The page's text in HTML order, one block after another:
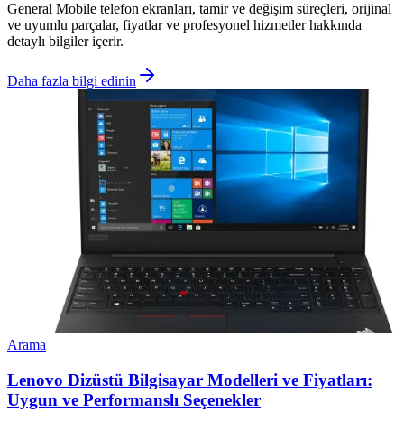
General Mobile telefon ekranları, tamir ve değişim süreçleri, orijinal
ve uyumlu parçalar, fiyatlar ve profesyonel hizmetler hakkında
detaylı bilgiler içerir.
Daha fazla bilgi edinin
Arama
Lenovo Dizüstü Bilgisayar Modelleri ve Fiyatları:
Uygun ve Performanslı Seçenekler